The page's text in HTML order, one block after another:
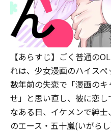
【あらすじ】ごく普通の
れは、少女漫画のハイスぺ
数年前の失恋で「漫画の
せ」と思い直し、彼に恋
なある日、イケメンで紳
のエース・五十嵐(いがら